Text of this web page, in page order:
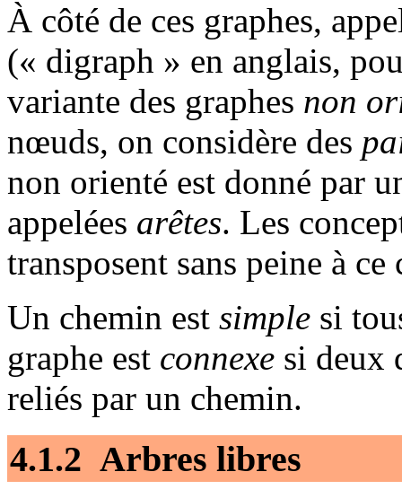
À côté de ces graphes,
(« digraph » en anglais,
variante des graphes non
nœuds, on considère des
non orienté est donné par
appelées arêtes. Les
transposent sans peine à ce
Un chemin est simple si
graphe est connexe si deux
reliés par un chemin.
4.1.2 Arbres libres